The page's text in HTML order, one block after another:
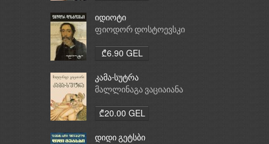
იდიოტი
ფიოდორ დოსტოევსკი
₾6.90 GEL
კამა-სუტრა
მალლინაგა ვაციაიანა
₾20.00 GEL
დიდი გეტსბი